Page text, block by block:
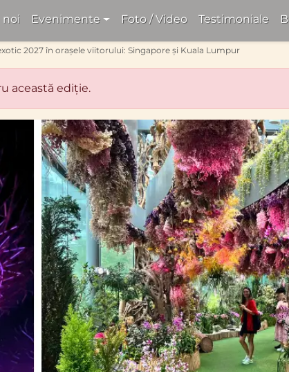
noi Evenimente Foto / Video Testimoniale
2027 în orașele viitorului: Singapore și Kuala Lumpur
această ediție.